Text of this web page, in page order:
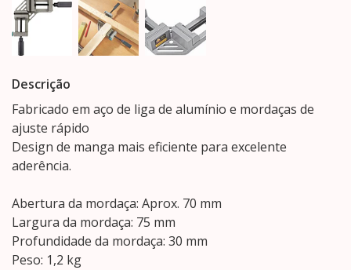
Descrição
Fabricado em aço de liga de alumínio e mordaças de
ajuste rápido
Design de manga mais eficiente para excelente
aderência.
Abertura da mordaça: Aprox. 70 mm
Largura da mordaça: 75 mm
Profundidade da mordaça: 30 mm
Peso: 1,2 kg